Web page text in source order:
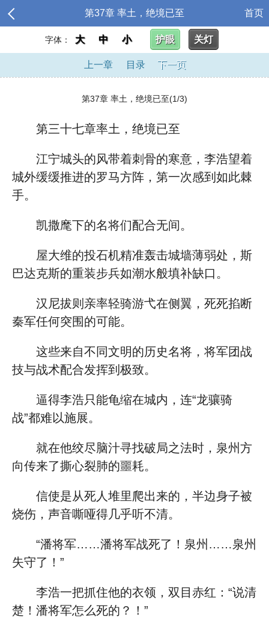
第37章 率土，绝境已至 首页
字体： 大 中 小 护眼 关灯
上一章 目录 下一页
第37章 率土，绝境已至(1/3)
第三十七章率土，绝境已至
江宁城头的风带着刺骨的寒意，李浩望着
城外缓缓推进的罗马方阵，第一次感到如此棘
手。
凯撒麾下的名将们配合无间。
屋大维的投石机精准轰击城墙薄弱处，斯
巴达克斯的重装步兵如潮水般填补缺口。
汉尼拔则亲率轻骑游弋在侧翼，死死掐断
秦军任何突围的可能。
这些来自不同文明的历史名将，将军团战
技与战术配合发挥到极致。
逼得李浩只能龟缩在城内，连“龙骧骑
战”都难以施展。
就在他绞尽脑汁寻找破局之法时，泉州方
向传来了撕心裂肺的噩耗。
信使是从死人堆里爬出来的，半边身子被
烧伤，声音嘶哑得几乎听不清。
“潘将军……潘将军战死了！泉州……泉州
失守了！”
李浩一把抓住他的衣领，双目赤红：“说清
楚！潘将军怎么死的？！”